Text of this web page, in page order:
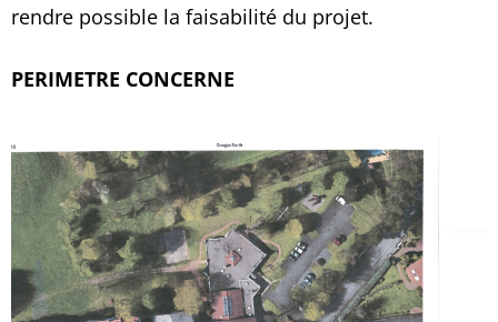
rendre possible la faisabilité du projet.
PERIMETRE CONCERNE